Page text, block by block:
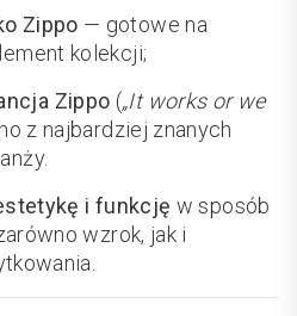
Zippo — gotowe na
kolekcji;
Zippo („It works or we
z najbardziej znanych
i funkcję w sposób
wzrok, jak i